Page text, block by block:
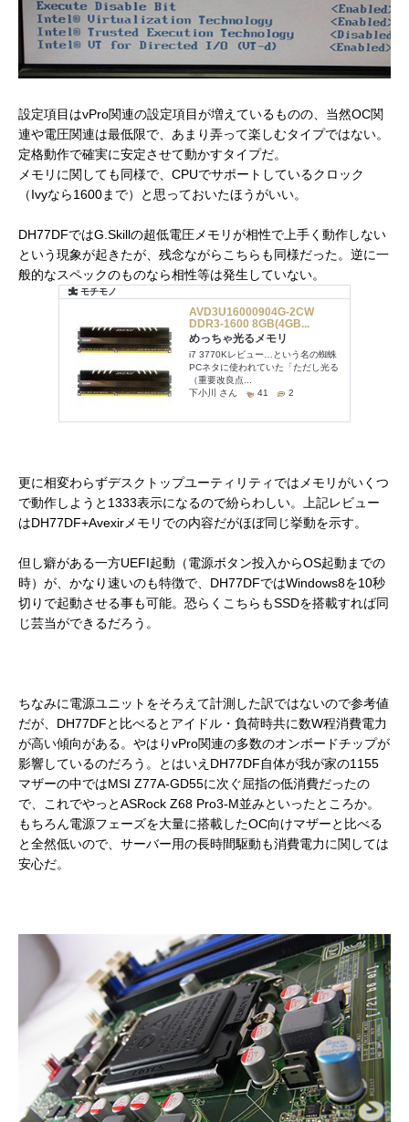
設定項目はvPro関連の設定項目が増えているものの、当然OC関
連や電圧関連は最低限で、あまり弄って楽しむタイプではない。
定格動作で確実に安定させて動かすタイプだ。
メモリに関しても同様で、CPUでサポートしているクロック
（Ivyなら1600まで）と思っておいたほうがいい。
DH77DFではG.Skillの超低電圧メモリが相性で上手く動作しない
という現象が起きたが、残念ながらこちらも同様だった。逆に一
般的なスペックのものなら相性等は発生していない。
更に相変わらずデスクトップユーティリティではメモリがいくつ
で動作しようと1333表示になるので紛らわしい。上記レビュー
はDH77DF+Avexirメモリでの内容だがほぼ同じ挙動を示す。
但し癖がある一方UEFI起動（電源ボタン投入からOS起動までの
時）が、かなり速いのも特徴で、DH77DFではWindows8を10秒
切りで起動させる事も可能。恐らくこちらもSSDを搭載すれば同
じ芸当ができるだろう。
ちなみに電源ユニットをそろえて計測した訳ではないので参考値
だが、DH77DFと比べるとアイドル・負荷時共に数W程消費電力
が高い傾向がある。やはりvPro関連の多数のオンボードチップが
影響しているのだろう。とはいえDH77DF自体が我が家の1155
マザーの中ではMSI Z77A-GD55に次ぐ屈指の低消費だったの
で、これでやっとASRock Z68 Pro3-M並みといったところか。
もちろん電源フェーズを大量に搭載したOC向けマザーと比べる
と全然低いので、サーバー用の長時間駆動も消費電力に関しては
安心だ。